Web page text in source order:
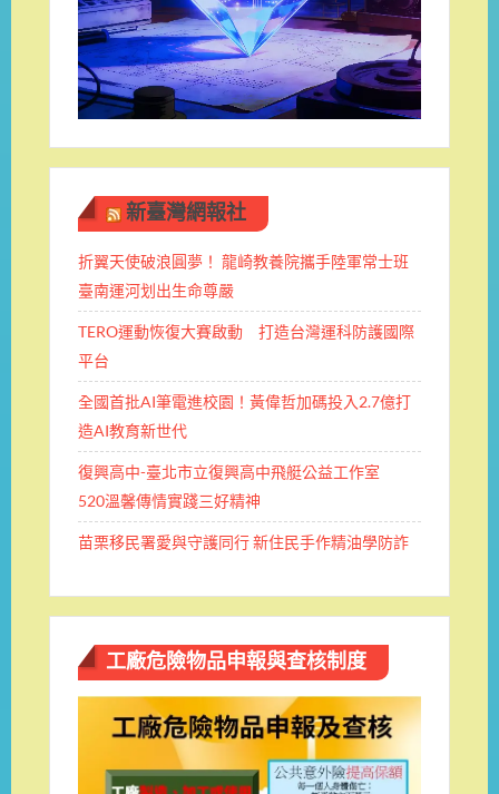
新臺灣網報社
折翼天使破浪圓夢！ 龍崎教養院攜手陸軍常士班 ​
臺南運河划出生命尊嚴
TERO運動恢復大賽啟動 打造台灣運科防護國際
平台
全國首批AI筆電進校園！黃偉哲加碼投入2.7億打
造AI教育新世代
復興高中-臺北市立復興高中飛艇公益工作室
520溫馨傳情實踐三好精神
苗栗移民署愛與守護同行 新住民手作精油學防詐
工廠危險物品申報與查核制度